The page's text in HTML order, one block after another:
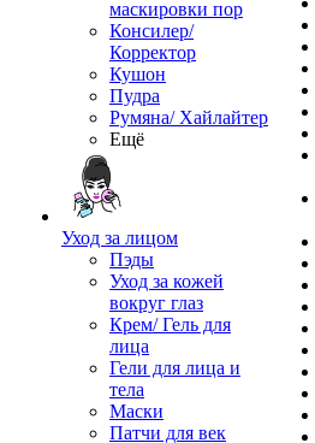
маскировки пор
Консилер/
Корректор
Кушон
Пудра
Румяна/ Хайлайтер
Ещё
Уход за лицом
Пэды
Уход за кожей
вокруг глаз
Крем/ Гель для
лица
Гели для лица и
тела
Маски
Патчи для век